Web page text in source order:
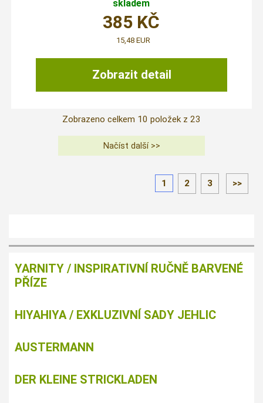
skladem
Zobrazit detail
385 KČ
15,48 EUR
Zobrazeno celkem 10 položek z 23
1 2 3 >>
YARNITY / INSPIRATIVNÍ RUČNĚ BARVENÉ
PŘÍZE
HIYAHIYA / EXKLUZIVNÍ SADY JEHLIC
AUSTERMANN
DER KLEINE STRICKLADEN